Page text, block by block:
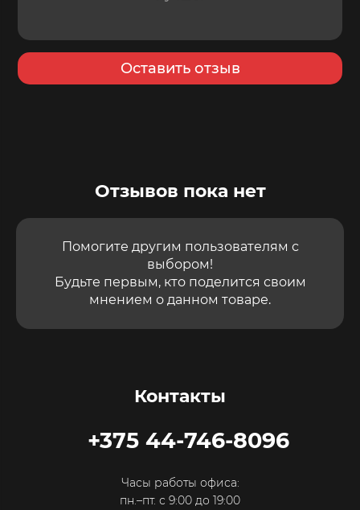
Оставить отзыв
Отзывов пока нет
Помогите другим пользователям с
выбором!
Будьте первым, кто поделится своим
мнением о данном товаре.
Контакты
+375 44-746-8096
Часы работы офиса:
пн.–пт. с 9:00 до 19:00